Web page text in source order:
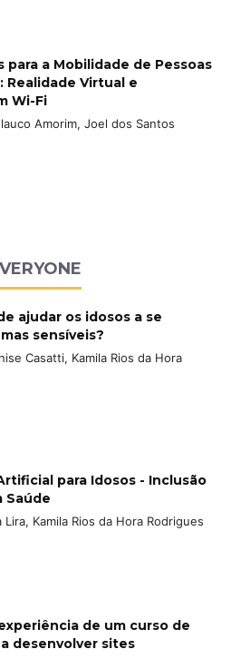
a Mobilidade de Pessoas
Realidade Virtual e
Wi-Fi
Amorim, Joel dos Santos
ajudar os idosos a se
sensíveis?
Casatti, Kamila Rios da Hora
para Idosos - Inclusão
Saúde
Kamila Rios da Hora Rodrigues
de um curso de
desenvolver sites